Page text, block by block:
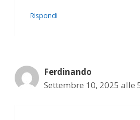
Rispondi
Ferdinando
Settembre 10, 2025 alle